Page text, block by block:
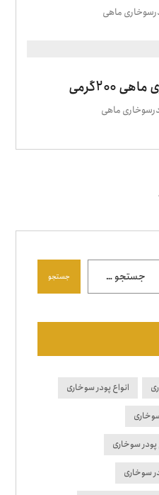
ماهی
200گرمی
ماهی
جستجو
انواع پودر سوخاری
سوخاری
پودر سوخاری
سوخاری